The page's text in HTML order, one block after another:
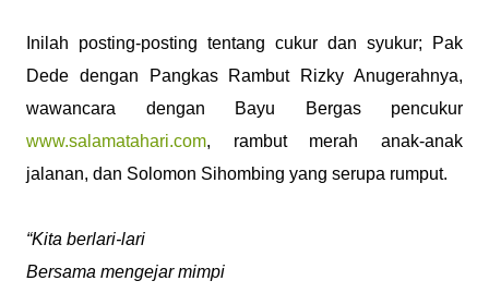
Inilah posting-posting tentang cukur dan syukur; Pak
Dede dengan Pangkas Rambut Rizky Anugerahnya,
wawancara dengan Bayu Bergas pencukur
www.salamatahari.com, rambut merah anak-anak
jalanan, dan Solomon Sihombing yang serupa rumput.
“Kita berlari-lari
Bersama mengejar mimpi